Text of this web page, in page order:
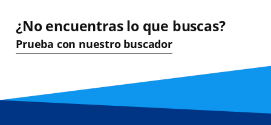
¿No encuentras lo que buscas?
Prueba con nuestro buscador